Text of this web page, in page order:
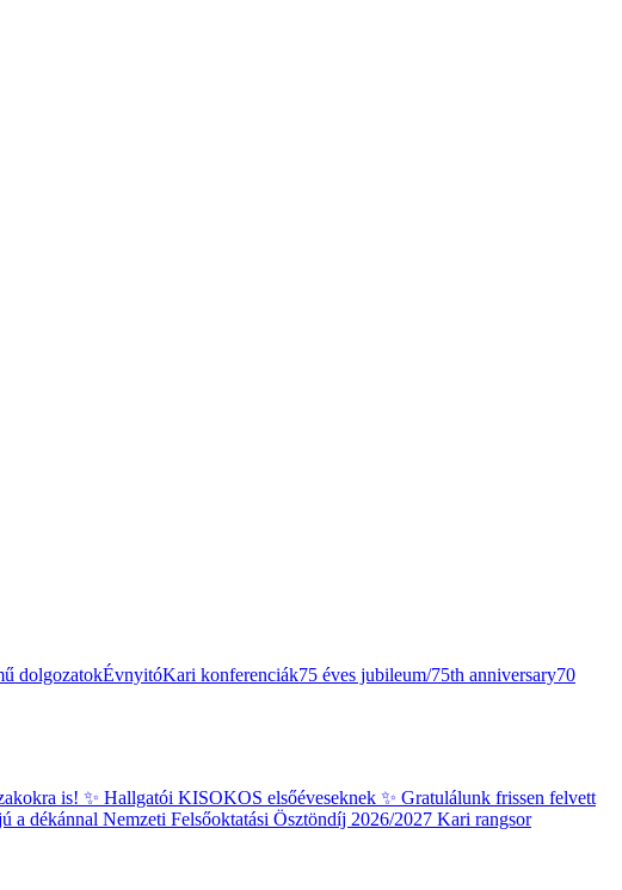
dolgozatokÉvnyitóKari konferenciák75 éves jubileum/75th anniversary70
is! ✨ Hallgatói KISOKOS elsőéveseknek ✨ Gratulálunk frissen felvett
a dékánnal Nemzeti Felsőoktatási Ösztöndíj 2026/2027 Kari rangsor